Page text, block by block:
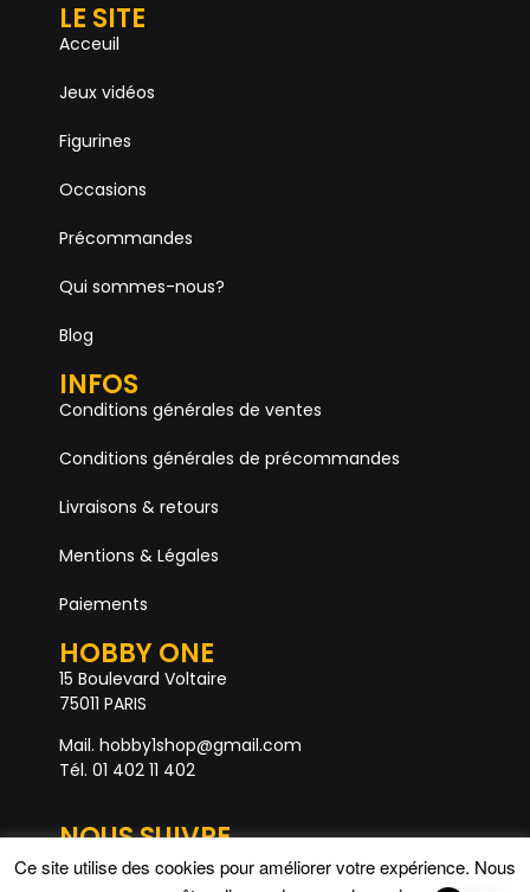
LE SITE
Acceuil
Jeux vidéos
Figurines
Occasions
Précommandes
Qui sommes-nous?
Blog
INFOS
Conditions générales de ventes
Conditions générales de précommandes
Livraisons & retours
Mentions & Légales
Paiements
HOBBY ONE
15 Boulevard Voltaire
75011 PARIS
Mail. hobby1shop@gmail.com
Tél. 01 402 11 402
NOUS SUIVRE
Ce site utilise des cookies pour améliorer votre expérience. Nous